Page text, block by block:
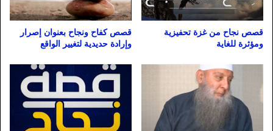
قصص نجاح من غزة تحفيزية
ومؤثرة للغاية
قصص كفاح ونجاح بعنوان إصرار
وإرادة حديدية لتغيير الواقع